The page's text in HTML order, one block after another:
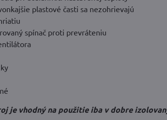
plastové časti sa nezohrievajú
spínač proti prevráteniu
je vhodný na použitie iba v dobre